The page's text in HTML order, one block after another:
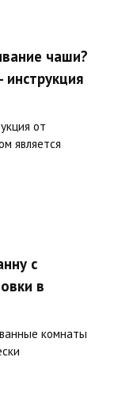
чаши?
от
является
с
в
комнаты